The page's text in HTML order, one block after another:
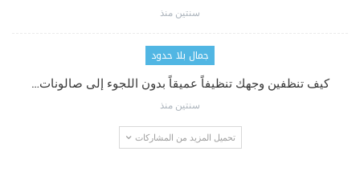
سنتين منذ
جمال بلا حدود
كيف تنظفين وجهك تنظيفاً عميقاً بدون اللجوء إلى صالونات…
سنتين منذ
تحميل المزيد من المشاركات